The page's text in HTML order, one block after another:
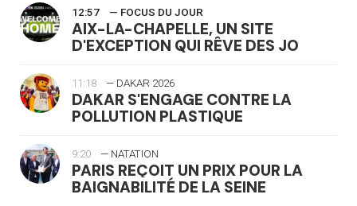
12:57 — FOCUS DU JOUR
AIX-LA-CHAPELLE, UN SITE
D'EXCEPTION QUI RÊVE DES JO
11:18 — DAKAR 2026
DAKAR S'ENGAGE CONTRE LA
POLLUTION PLASTIQUE
9:20 — NATATION
PARIS REÇOIT UN PRIX POUR LA
BAIGNABILITÉ DE LA SEINE